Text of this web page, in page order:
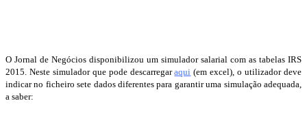
O Jornal de Negócios disponibilizou um simulador salarial com as tabelas IRS
2015. Neste simulador que pode descarregaraqui (em excel), o utilizador deve
indicar no ficheiro sete dados diferentes para garantir uma simulação adequada,
a saber: